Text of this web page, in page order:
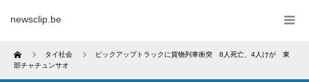
newsclip.be
Home タイ社会
ピックアップトラックに貨物列車衝突 8人死亡、4人けが 東
部チャチュンサオ